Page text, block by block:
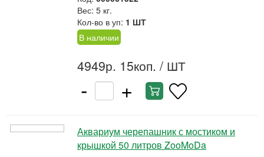
Вес: 5 кг.
Кол-во в уп: 1 ШТ
В наличии
4949р. 15коп. / ШТ
- +
Аквариум черепашник с мостиком и
крышкой 50 литров ZooMoDa